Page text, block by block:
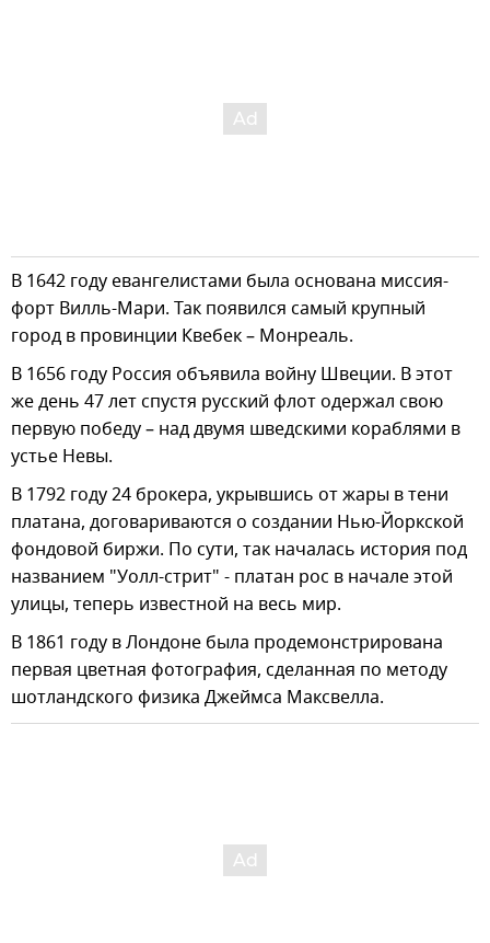
В 1642 году евангелистами была основана миссия-
форт Вилль-Мари. Так появился самый крупный
город в провинции Квебек – Монреаль.
В 1656 году Россия объявила войну Швеции. В этот
же день 47 лет спустя русский флот одержал свою
первую победу – над двумя шведскими кораблями в
устье Невы.
В 1792 году 24 брокера, укрывшись от жары в тени
платана, договариваются о создании Нью-Йоркской
фондовой биржи. По сути, так началась история под
названием "Уолл-стрит" - платан рос в начале этой
улицы, теперь известной на весь мир.
В 1861 году в Лондоне была продемонстрирована
первая цветная фотография, сделанная по методу
шотландского физика Джеймса Максвелла.